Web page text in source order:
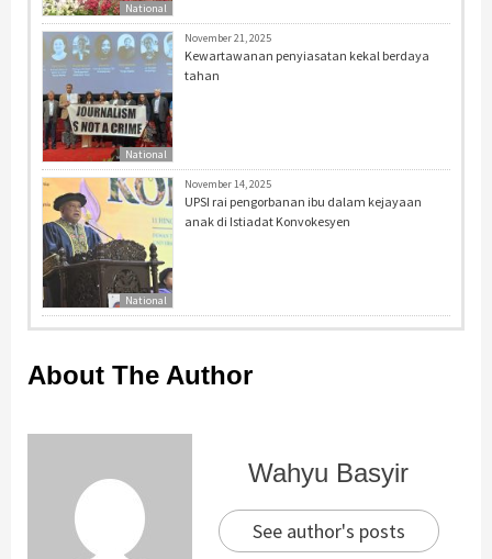
National
National
November 21, 2025
Kewartawanan penyiasatan kekal berdaya
tahan
National
November 14, 2025
UPSI rai pengorbanan ibu dalam kejayaan
anak di Istiadat Konvokesyen
About The Author
Wahyu Basyir
See author's posts